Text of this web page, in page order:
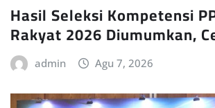
Hasil Seleksi Kompetensi
Rakyat 2026 Diumumkan,
admin Agu 7, 2026